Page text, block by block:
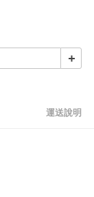
運送說明